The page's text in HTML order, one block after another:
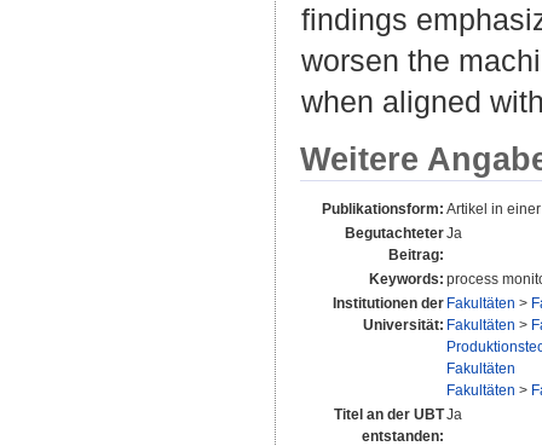
findings
worsen the
when aligned
Weitere
Publikationsform: Artikel in
Begutachteter
Beitrag:
Ja
Keywords: process
Institutionen der
Universität:
Fakultäten >
Fakultäten >
Fakultäten
Fakultäten >
Titel an der UBT
entstanden:
Ja